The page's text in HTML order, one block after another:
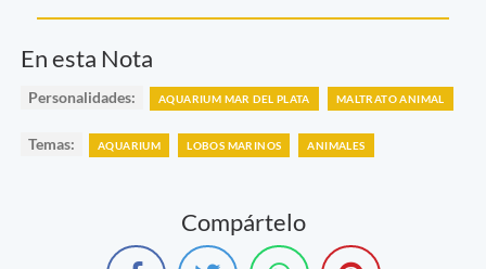
En esta Nota
Personalidades: AQUARIUM MAR DEL PLATA MALTRATO ANIMAL
Temas: AQUARIUM LOBOS MARINOS ANIMALES
Compártelo